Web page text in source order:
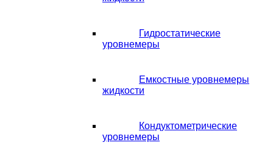
Гидростатические
уровнемеры
Емкостные уровнемеры
жидкости
Кондуктометрические
уровнемеры